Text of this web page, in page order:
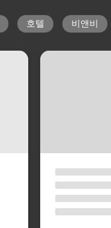
호텔 비앤비